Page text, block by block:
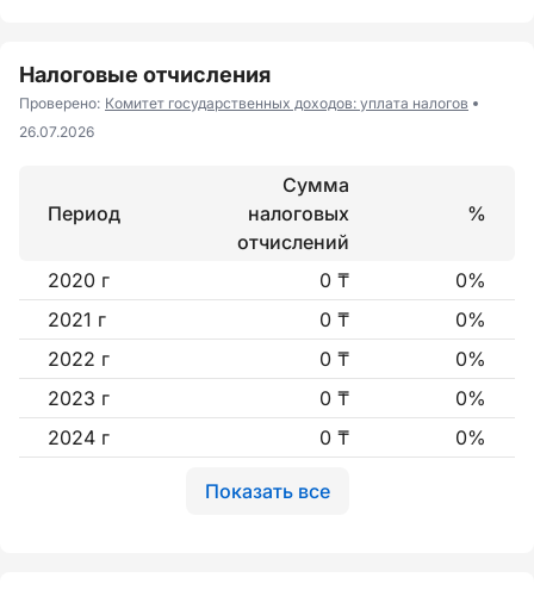
Налоговые отчисления
Проверено: Комитет государственных доходов: уплата налогов
26.07.2026
Период
Сумма
налоговых
отчислений
%
2020 г 0 ₸
0%
2021 г
0 ₸
0%
2022 г
0 ₸
0%
2023 г
0 ₸
0%
2024 г
0 ₸ 0%
Показать все